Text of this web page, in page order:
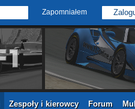
Zapomniałem
Zespoły i kierowcy Forum